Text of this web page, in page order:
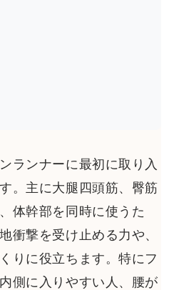
ランナーに最初に取り入
。主に大腿四頭筋、臀筋
体幹部を同時に使うた
衝撃を受け止める力や、
りに役立ちます。特にフ
側に入りやすい人、腰が